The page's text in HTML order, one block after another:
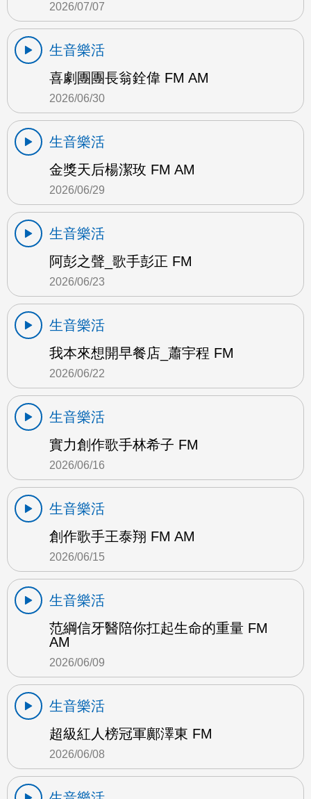
2026/07/07
生音樂活
喜劇團團長翁銓偉 FM AM
2026/06/30
生音樂活
金獎天后楊潔玫 FM AM
2026/06/29
生音樂活
阿彭之聲_歌手彭正 FM
2026/06/23
生音樂活
我本來想開早餐店_蕭宇程 FM
2026/06/22
生音樂活
實力創作歌手林希子 FM
2026/06/16
生音樂活
創作歌手王泰翔 FM AM
2026/06/15
生音樂活
范綱信牙醫陪你扛起生命的重量 FM
AM
2026/06/09
生音樂活
超級紅人榜冠軍鄺澤東 FM
2026/06/08